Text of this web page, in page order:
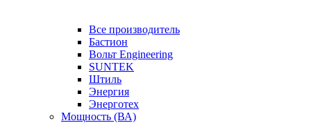
Все производитель
Бастион
Вольт Engineering
SUNTEK
Штиль
Энергия
Энерготех
Мощность (ВА)